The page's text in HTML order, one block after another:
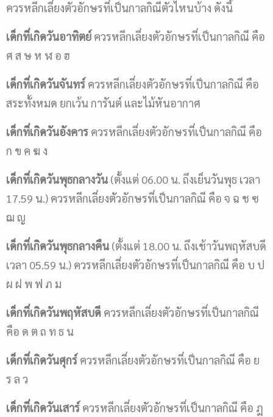
ควรหลีกเลี่ยงตัวอักษรที่เป็นกาลกิณีตัวไหนบ้าง ดังนี้
เด็กที่เกิดวันอาทิตย์ ควรหลีกเลี่ยงตัวอักษรที่เป็นกาลกิณี คือ
ศ ส ษ ห ฬ อ ฮ
เด็กที่เกิดวันจันทร์ ควรหลีกเลี่ยงตัวอักษรที่เป็นกาลกิณี คือ
สระทั้งหมด ยกเว้น การันต์ และไม้หันอากาศ
เด็กที่เกิดวันอังคาร ควรหลีกเลี่ยงตัวอักษรที่เป็นกาลกิณี คือ
ก ข ค ฆ ง
เด็กที่เกิดวันพุธกลางวัน(ตั้งแต่ 06.00 น. ถึงเย็นวันพุธ เวลา
17.59 น.) ควรหลีกเลี่ยงตัวอักษรที่เป็นกาลกิณี คือ จ ฉ ช ซ
ฌ ญ
เด็กที่เกิดวันพุธกลางคืน(ตั้งแต่ 18.00 น. ถึงเช้าวันพฤหัสบดี
เวลา 05.59 น.) ควรหลีกเลี่ยงตัวอักษรที่เป็นกาลกิณี คือ บ ป
ผ ฝ พ ฟ ภ ม
เด็กที่เกิดวันพฤหัสบดี ควรหลีกเลี่ยงตัวอักษรที่เป็นกาลกิณี
คือ ด ต ถ ท ธ น
เด็กที่เกิดวันศุกร์ ควรหลีกเลี่ยงตัวอักษรที่เป็นกาลกิณี คือ ย
ร ล ว
เด็กที่เกิดวันเสาร์ ควรหลีกเลี่ยงตัวอักษรที่เป็นกาลกิณี คือ ฎ